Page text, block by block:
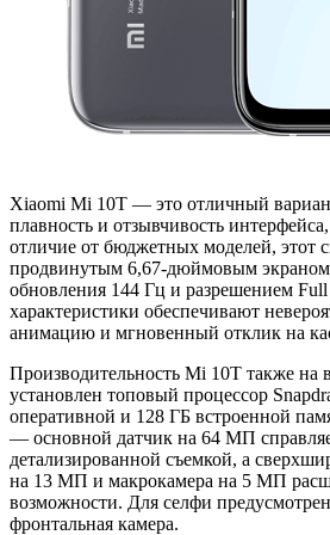
Xiaomi Mi 10T — это отличный
плавность и отзывчивость
отличие от бюджетных моделей, этот
продвинутым 6,67-дюймовым экраном
обновления 144 Гц и разрешением
характеристики обеспечивают
анимацию и мгновенный отклик на
Производительность Mi 10T также на
установлен топовый процессор
оперативной и 128 ГБ встроенной
— основной датчик на 64 МП
детализированной съемкой, а
на 13 МП и макрокамера на 5 МП
возможности. Для селфи
фронтальная камера.